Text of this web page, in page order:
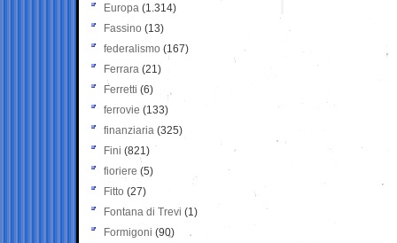
Europa (1.314)
Fassino (13)
federalismo (167)
Ferrara (21)
Ferretti (6)
ferrovie (133)
finanziaria (325)
Fini (821)
fioriere (5)
Fitto (27)
Fontana di Trevi (1)
Formigoni (90)